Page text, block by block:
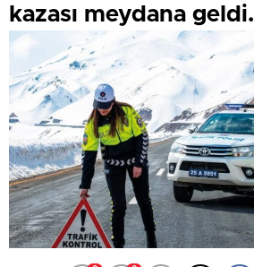
kazası meydana geldi.